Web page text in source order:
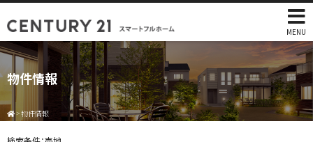
MENU
物件情報
>物件情報